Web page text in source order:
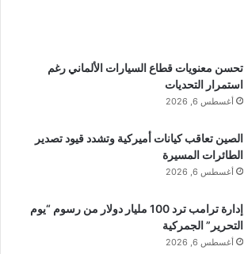
تحسن معنويات قطاع السيارات الألماني رغم
استمرار التحديات
أغسطس 6, 2026
الصين تعاقب كيانات أميركية وتشدد قيود تصدير
الطائرات المسيرة
أغسطس 6, 2026
إدارة ترامب ترد 100 مليار دولار من رسوم “يوم
التحرير” الجمركية
أغسطس 6, 2026